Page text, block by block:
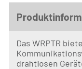
Das WRPTR
drahtlosen